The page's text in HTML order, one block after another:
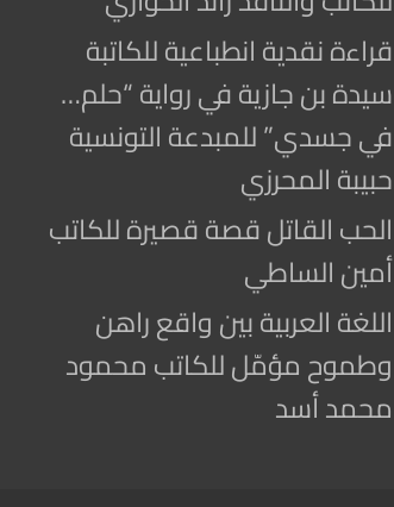
قراءة نقدية انطباعية للكاتبة
سيدة بن جازية في رواية “حلم…
في جسدي” للمبدعة التونسية
حبيبة المحرزي
الحب القاتل قصة قصيرة للكاتب
أمين الساطي
اللغة العربية بين واقع راهن
وطموح مؤمّل للكاتب محمود
محمد أسد